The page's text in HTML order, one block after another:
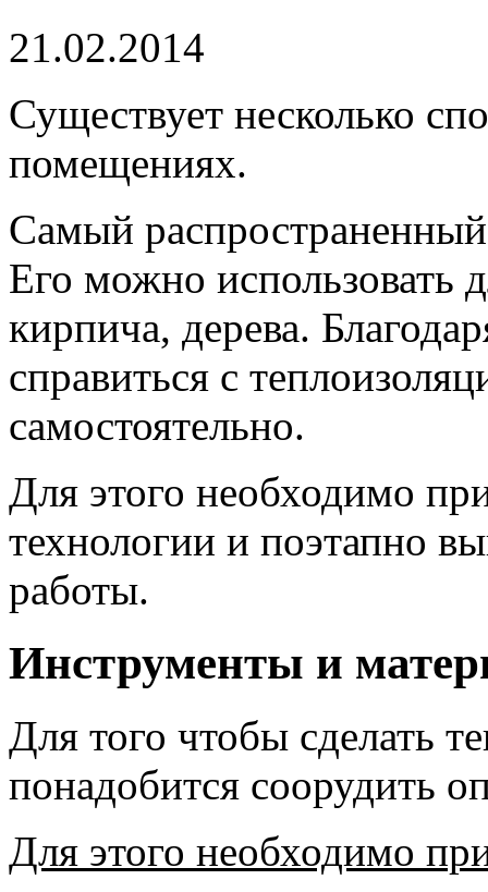
21.02.2014
Существует несколько
помещениях.
Самый
Его можно использовать
кирпича, дерева.
справиться с
самостоятельно.
Для этого необходимо
технологии и поэтапно
работы.
Инструменты и
Для того чтобы сделать
понадобится соорудить
Для этого необходимо